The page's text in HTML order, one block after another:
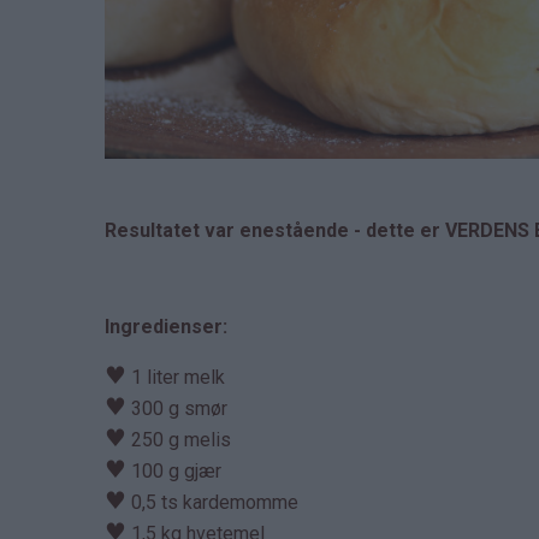
Resultatet var enestående - dette er VERDENS
Ingredienser:
♥ 1 liter melk
♥ 300 g smør
♥ 250 g melis
♥ 100 g gjær
♥ 0,5 ts kardemomme
♥ 1,5 kg hvetemel